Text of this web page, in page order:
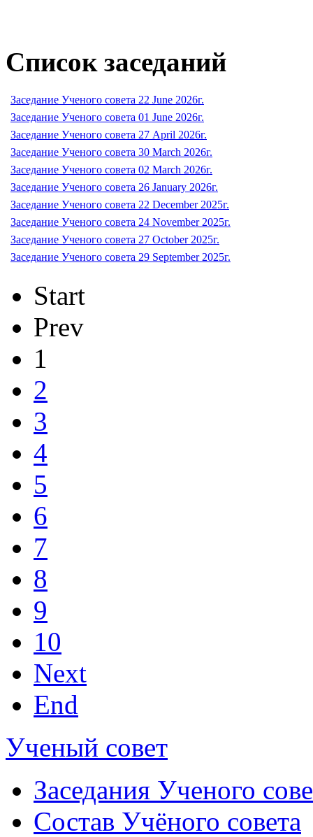
Список заседаний
Заседание Ученого совета 22 June 2026г.
Заседание Ученого совета 01 June 2026г.
Заседание Ученого совета 27 April 2026г.
Заседание Ученого совета 30 March 2026г.
Заседание Ученого совета 02 March 2026г.
Заседание Ученого совета 26 January 2026г.
Заседание Ученого совета 22 December 2025г.
Заседание Ученого совета 24 November 2025г.
Заседание Ученого совета 27 October 2025г.
Заседание Ученого совета 29 September 2025г.
Start
Prev
1
2
3
4
5
6
7
8
9
10
Next
End
Ученый совет
Заседания Ученого
Состав Учёного совета